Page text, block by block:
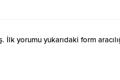
İlk yorumu yukarıdaki form